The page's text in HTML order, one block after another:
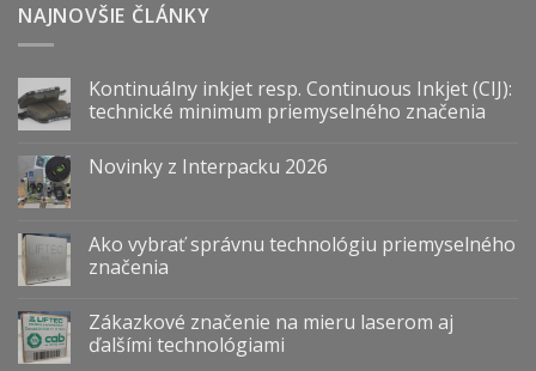
NAJNOVŠIE ČLÁNKY
Kontinuálny inkjet resp. Continuous Inkjet (CIJ):
technické minimum priemyselného značenia
Novinky z Interpacku 2026
Ako vybrať správnu technológiu priemyselného
značenia
Zákazkové značenie na mieru laserom aj
ďalšími technológiami